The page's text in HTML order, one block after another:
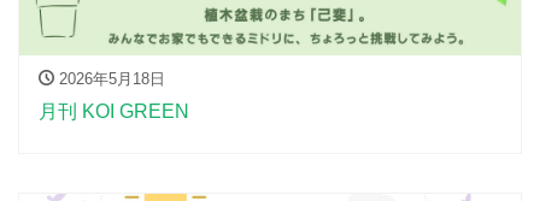
2026年5月18日
月刊 KOI GREEN